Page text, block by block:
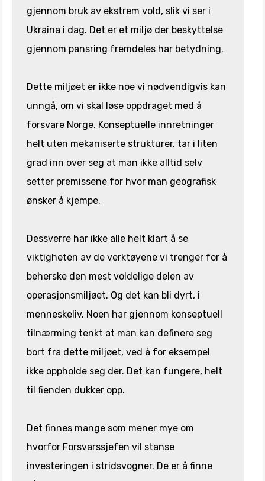
gjennom bruk av ekstrem vold, slik vi ser i
Ukraina i dag. Det er et miljø der beskyttelse
gjennom pansring fremdeles har betydning.
Dette miljøet er ikke noe vi nødvendigvis kan
unngå, om vi skal løse oppdraget med å
forsvare Norge. Konseptuelle innretninger
helt uten mekaniserte strukturer, tar i liten
grad inn over seg at man ikke alltid selv
setter premissene for hvor man geografisk
ønsker å kjempe.
Dessverre har ikke alle helt klart å se
viktigheten av de verktøyene vi trenger for å
beherske den mest voldelige delen av
operasjonsmiljøet. Og det kan bli dyrt, i
menneskeliv. Noen har gjennom konseptuell
tilnærming tenkt at man kan definere seg
bort fra dette miljøet, ved å for eksempel
ikke oppholde seg der. Det kan fungere, helt
til fienden dukker opp.
Det finnes mange som mener mye om
hvorfor Forsvarssjefen vil stanse
investeringen i stridsvogner. De er å finne